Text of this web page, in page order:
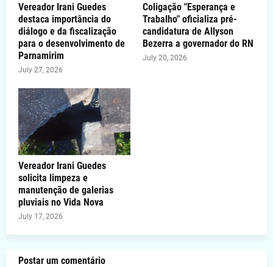
Vereador Irani Guedes
destaca importância do
diálogo e da fiscalização
para o desenvolvimento de
Parnamirim
July 27, 2026
Coligação "Esperança e
Trabalho" oficializa pré-
candidatura de Allyson
Bezerra a governador do RN
July 20, 2026
Vereador Irani Guedes
solicita limpeza e
manutenção de galerias
pluviais no Vida Nova
July 17, 2026
Postar um comentário